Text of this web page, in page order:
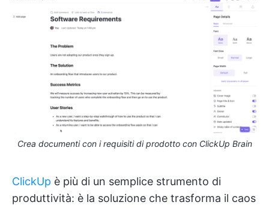
Crea documenti con i requisiti di prodotto con ClickUp Brain
ClickUp è più di un semplice strumento di
produttività: è la soluzione che trasforma il caos